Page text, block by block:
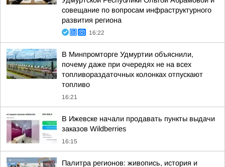
совещание по вопросам инфраструктурного
развития региона
16:22
В Минпромторге Удмуртии объяснили,
почему даже при очередях не на всех
топливораздаточных колонках отпускают
топливо
16:21
В Ижевске начали продавать пункты выдачи
заказов Wildberries
16:15
Палитра регионов: живопись, история и